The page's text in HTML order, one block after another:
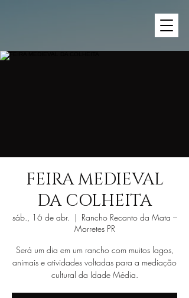
FEIRA MEDIEVAL
DA COLHEITA
sáb., 16 de abr.
  |
Rancho Recanto da Mata –
Morretes PR
Será um dia em um rancho com muitos lagos,
animais e atividades voltadas para a mediação
cultural da Idade Média.